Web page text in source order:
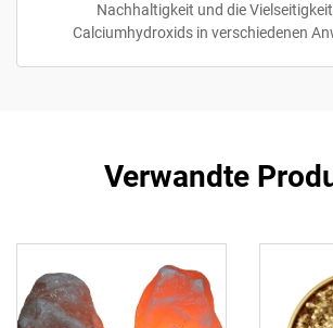
Nachhaltigkeit und die
Calciumhydroxids in verschiedenen
Verwandte